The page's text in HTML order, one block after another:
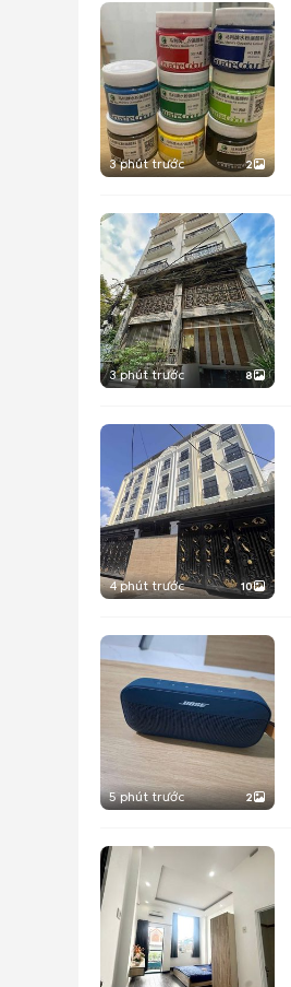
3 phút trước 2
3 phút trước 8
4 phút trước 10
5 phút trước 2